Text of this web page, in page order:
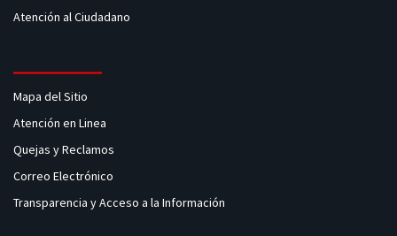
Atención al Ciudadano
Mapa del Sitio
Atención en Linea
Quejas y Reclamos
Correo Electrónico
Transparencia y Acceso a la Información